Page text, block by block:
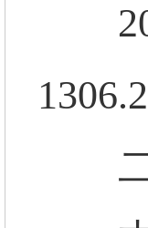
二